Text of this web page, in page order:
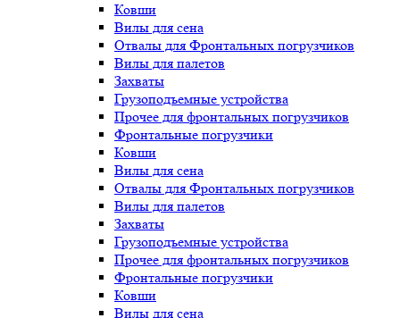
Ковши
Вилы для сена
Отвалы для Фронтальных погрузчиков
Вилы для палетов
Захваты
Грузоподъемные устройства
Прочее для фронтальных погрузчиков
Фронтальные погрузчики
Ковши
Вилы для сена
Отвалы для Фронтальных погрузчиков
Вилы для палетов
Захваты
Грузоподъемные устройства
Прочее для фронтальных погрузчиков
Фронтальные погрузчики
Ковши
Вилы для сена